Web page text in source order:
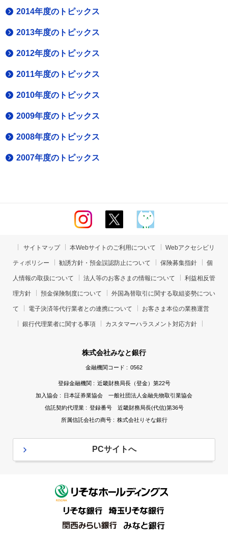
2014年度のトピックス
2013年度のトピックス
2012年度のトピックス
2011年度のトピックス
2010年度のトピックス
2009年度のトピックス
2008年度のトピックス
2007年度のトピックス
サイトマップ 本Webサイトのご利用について Webアクセシビリ
ティポリシー 勧誘方針・預金誤認防止について 保険募集指針 個
人情報の取扱について 法人等のお客さまの情報について 利益相反管
理方針 預金保険制度について 外国為替取引に関する取組姿勢につい
て 電子決済等代行業者との連携について お客さま本位の業務運営
銀行代理業者に関する事項 カスタマーハラスメント対応方針
株式会社みなと銀行
金融機関コード : 0562
登録金融機関 : 近畿財務局長（登金）第22号
加入協会 : 日本証券業協会 一般社団法人金融先物取引業協会
信託契約代理業 : 登録番号 近畿財務局長(代信)第36号
所属信託会社の商号 : 株式会社りそな銀行
PCサイトへ